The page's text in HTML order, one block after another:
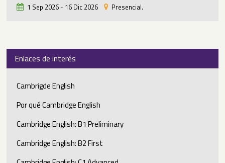
1 Sep 2026 - 16 Dic 2026 Presencial.
Enlaces de interés
Cambrigde English
Por qué Cambridge English
Cambridge English: B1 Preliminary
Cambridge English: B2 First